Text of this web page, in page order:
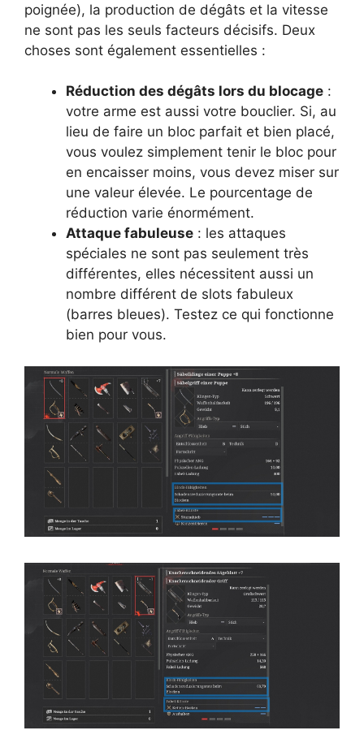
poignée), la production de dégâts et la vitesse
ne sont pas les seuls facteurs décisifs. Deux
choses sont également essentielles :
Réduction des dégâts lors du blocage :
votre arme est aussi votre bouclier. Si, au
lieu de faire un bloc parfait et bien placé,
vous voulez simplement tenir le bloc pour
en encaisser moins, vous devez miser sur
une valeur élevée. Le pourcentage de
réduction varie énormément.
Attaque fabuleuse : les attaques
spéciales ne sont pas seulement très
différentes, elles nécessitent aussi un
nombre différent de slots fabuleux
(barres bleues). Testez ce qui fonctionne
bien pour vous.